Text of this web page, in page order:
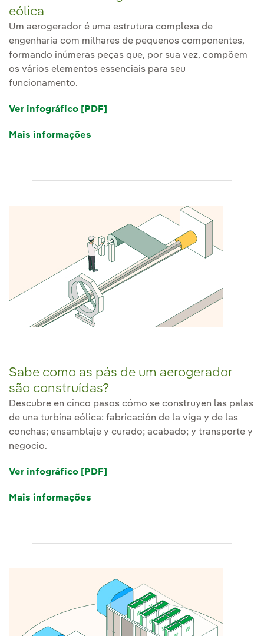
eólica
Um aerogerador é uma estrutura complexa de
engenharia com milhares de pequenos componentes,
formando inúmeras peças que, por sua vez, compõem
os vários elementos essenciais para seu
funcionamento.
Ver infográfico [PDF]
Mais informações
Sabe como as pás de um aerogerador
são construídas?
Descubre en cinco pasos cómo se construyen las palas
de una turbina eólica: fabricación de la viga y de las
conchas; ensamblaje y curado; acabado; y transporte y
negocio.
Ver infográfico [PDF]
Mais informações